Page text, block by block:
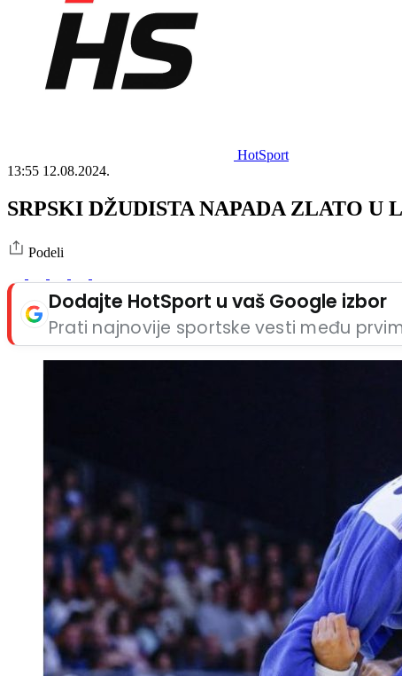
HotSport
13:55 12.08.2024.
SRPSKI DŽUDISTA NAPADA ZLATO U
Podeli
Dodajte HotSport u vaš Google izbor
Prati najnovije sportske vesti među